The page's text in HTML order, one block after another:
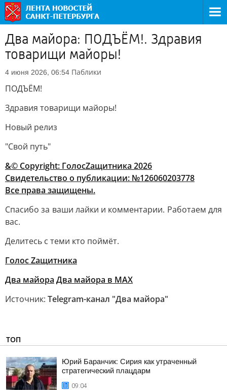
Два майора: ПОДЪЁМ!. Здравия
товарищи майоры!
4 июня 2026, 06:54 Паблики
ПОДЪЁМ!
Здравия товарищи майоры!
Новый релиз
"Свой путь"
&© Copyright: ГолосZащитника 2026
Свидетельство о публикации: №126060203778
Все права защищены.
Спасибо за ваши лайки и комментарии. Работаем для
вас.
Делитесь с теми кто поймёт.
Голос Zащитника
Два майора Два майора в МАХ
Источник: Telegram-канал "Два майора"
ТОП
Юрий Баранчик: Сирия как утраченный
стратегический плацдарм
09:04